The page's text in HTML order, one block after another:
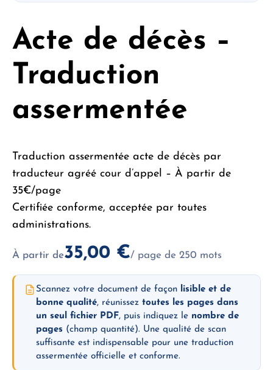
Acte de décès –
Traduction
assermentée
Traduction assermentée acte de décès par
traducteur agréé cour d’appel – À partir de
35€/page
Certifiée conforme, acceptée par toutes
administrations.
À partir de35,00 €/ page de 250 mots
Scannez votre document de façon
lisible et de
bonne qualité, réunisseztoutes les pages dans
un seul fichier PDF, puis indiquez le nombre de
pages (champ quantité). Une qualité de scan
suffisante est indispensable pour une traduction
assermentée officielle et conforme.